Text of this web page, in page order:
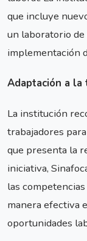
que incluye
un laboratorio
implementación
Adaptación a
La institución
trabajadores
que presenta la
iniciativa,
las
manera efectiva
oportunidades